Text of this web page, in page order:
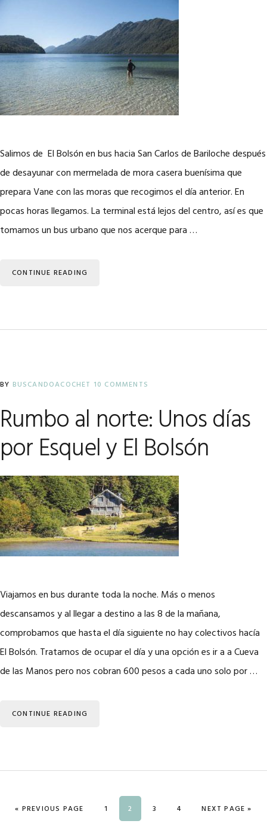
Salimos de El Bolsón en bus hacia San Carlos de Bariloche después
de desayunar con mermelada de mora casera buenísima que
prepara Vane con las moras que recogimos el día anterior. En
pocas horas llegamos. La terminal está lejos del centro, así es que
tomamos un bus urbano que nos acerque para …
CONTINUE READING
BY BUSCANDOACOCHET 10 COMMENTS
Rumbo al norte: Unos días
por Esquel y El Bolsón
Viajamos en bus durante toda la noche. Más o menos
descansamos y al llegar a destino a las 8 de la mañana,
comprobamos que hasta el día siguiente no hay colectivos hacía
El Bolsón. Tratamos de ocupar el día y una opción es ir a a Cueva
de las Manos pero nos cobran 600 pesos a cada uno solo por …
CONTINUE READING
« GO TO
PREVIOUS PAGE PAGE
1 PAGE
2 PAGE
3 PAGE
4 GO TO
NEXT PAGE »